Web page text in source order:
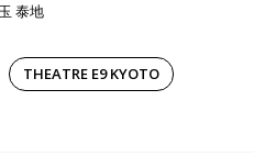
THEATRE E9 KYOTO
泰地